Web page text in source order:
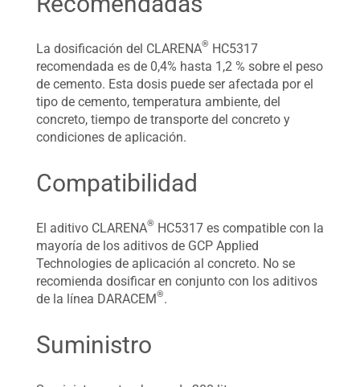
La dosificación del CLARENA® HC5317
recomendada es de 0,4% hasta 1,2 % sobre el peso
de cemento. Esta dosis puede ser afectada por el
tipo de cemento, temperatura ambiente, del
concreto, tiempo de transporte del concreto y
condiciones de aplicación.
Compatibilidad
El aditivo CLARENA® HC5317 es compatible con la
mayoría de los aditivos de GCP Applied
Technologies de aplicación al concreto. No se
recomienda dosificar en conjunto con los aditivos
de la línea DARACEM®.
Suministro